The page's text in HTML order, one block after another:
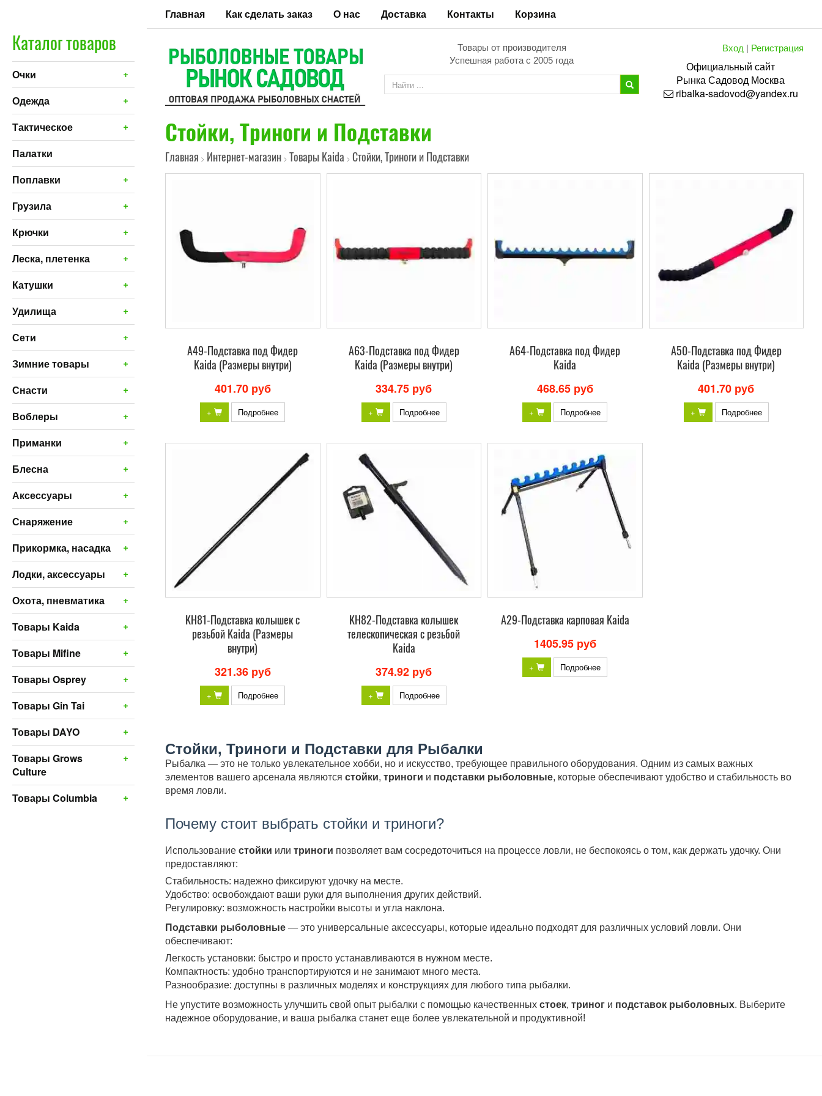
Главная Как сделать заказ О нас Доставка Контакты Корзина
Товары от производителя
Успешная работа с 2005 года
Вход | Регистрация
Официальный сайт
РынкаСадовод Москва
ribalka-sadovod@yandex.ru
Каталог товаров
+
Очки
+
Одежда
+
Тактическое
Палатки
+
Поплавки
+
Грузила
+
Крючки
+
Леска, плетенка
+
Катушки
+
Удилища
+
Сети
+
Зимние товары
+
Снасти
+
Воблеры
+
Приманки
+
Блесна
+
Аксессуары
+
Снаряжение
+
Прикормка, насадка
+
Лодки, аксессуары
+
Охота, пневматика
+
Товары Kaida
+
Товары Mifine
+
Товары Osprey
+
Товары Gin Tai
+
Товары DAYO
+
Товары Grows
Culture
+
Товары Columbia
Стойки, Триноги и Подставки
Главная > Интернет-магазин > Товары Kaida > Стойки, Триноги и Подставки
A49-Подставка под Фидер
Kaida (Размеры внутри)
401.70 руб
+ Подробнее
A63-Подставка под Фидер
Kaida (Размеры внутри)
334.75 руб
+ Подробнее
A64-Подставка под Фидер
Kaida
468.65 руб
+ Подробнее
A50-Подставка под Фидер
Kaida (Размеры внутри)
401.70 руб
+ Подробнее
KH81-Подставка колышек с
резьбой Kaida (Размеры
внутри)
321.36 руб
+ Подробнее
KH82-Подставка колышек
телескопическая с резьбой
Kaida
374.92 руб
+ Подробнее
А29-Подставка карповая Kaida
1405.95 руб
+ Подробнее
Стойки, Триноги и Подставки для Рыбалки
Рыбалка — это не только увлекательное хобби, но и искусство, требующее правильного оборудования. Одним из самых важных
элементов вашего арсенала являются стойки, триноги и подставки рыболовные, которые обеспечивают удобство и стабильность во
время ловли.
Почему стоит выбрать стойки и триноги?
Использование стойки или триноги позволяет вам сосредоточиться на процессе ловли, не беспокоясь о том, как держать удочку. Они
предоставляют:
Стабильность: надежно фиксируют удочку на месте.
Удобство: освобождают ваши руки для выполнения других действий.
Регулировку: возможность настройки высоты и угла наклона.
Подставки рыболовные — это универсальные аксессуары, которые идеально подходят для различных условий ловли. Они
обеспечивают:
Легкость установки: быстро и просто устанавливаются в нужном месте.
Компактность: удобно транспортируются и не занимают много места.
Разнообразие: доступны в различных моделях и конструкциях для любого типа рыбалки.
Не упустите возможность улучшить свой опыт рыбалки с помощью качественных стоек, триног и подставок рыболовных. Выберите
надежное оборудование, и ваша рыбалка станет еще более увлекательной и продуктивной!